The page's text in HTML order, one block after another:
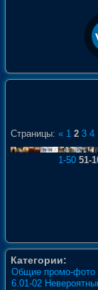
Страницы: « 1 2 3 4
1-50 51-
Категории:
Общие промо-фото
6.01-02